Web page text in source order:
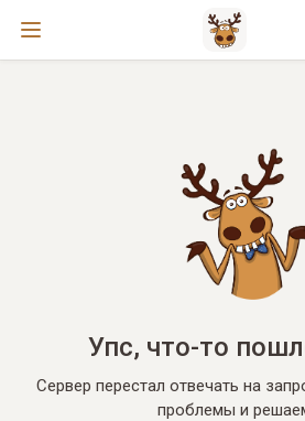
Упс, что-то
Сервер перестал отвечать на
проблемы и